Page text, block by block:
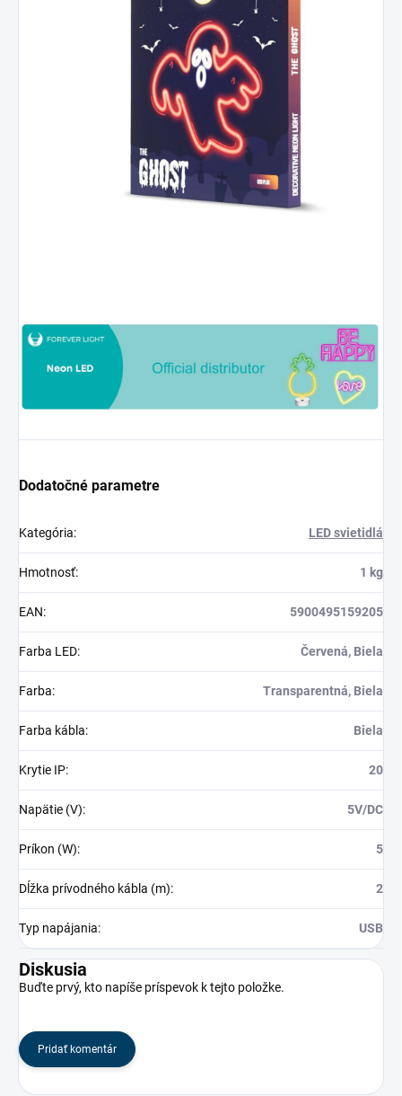
Dodatočné parametre
Kategória: LED svietidlá
Hmotnosť: 1 kg
EAN: 5900495159205
Farba LED: Červená, Biela
Farba: Transparentná, Biela
Farba kábla: Biela
Krytie IP: 20
Napätie (V): 5V/DC
Príkon (W): 5
Dĺžka prívodného kábla (m): 2
Typ napájania: USB
Diskusia
Buďte prvý, kto napíše príspevok k tejto položke.
Pridať komentár